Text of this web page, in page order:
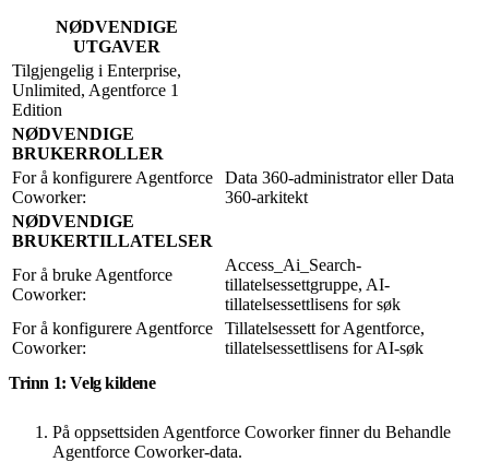
NØDVENDIGE
UTGAVER
Tilgjengelig i Enterprise,
Unlimited, Agentforce 1
Edition
NØDVENDIGE
BRUKERROLLER
For å konfigurere Agentforce
Coworker:
Data 360-administrator eller Data
360-arkitekt
NØDVENDIGE
BRUKERTILLATELSER
For å bruke Agentforce
Coworker:
Access_Ai_Search-
tillatelsessettgruppe, AI-
tillatelsessettlisens for søk
For å konfigurere Agentforce
Coworker:
Tillatelsessett for Agentforce,
tillatelsessettlisens for AI-søk
Trinn 1: Velg kildene
På oppsettsiden Agentforce Coworker finner du Behandle
Agentforce Coworker-data.